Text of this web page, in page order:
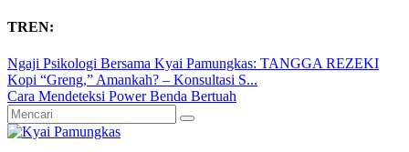
TREN:
Ngaji Psikologi Bersama Kyai Pamungkas: TANGGA REZEKI
Kopi “Greng,” Amankah? – Konsultasi S...
Cara Mendeteksi Power Benda Bertuah